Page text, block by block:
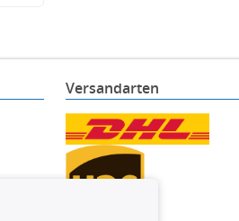
Versandarten